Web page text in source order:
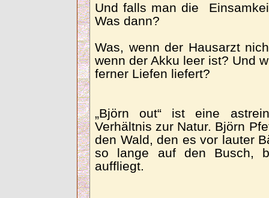
Und falls man die
Was dann?
Was, wenn der Hausarzt
wenn der Akku leer ist? Und
ferner Liefen liefert?
„Björn out“ ist eine
Verhältnis zur Natur. Björn
den Wald, den es vor lauter
so lange auf den Busch,
auffliegt.